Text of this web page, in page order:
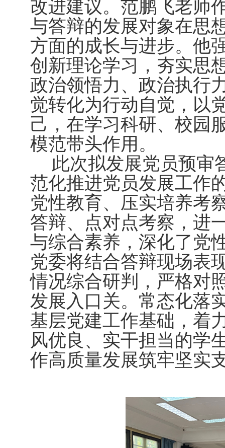
改进建议。范鹏飞老师
与答辩的发展对象在思
方面的成长与进步。他
创新理论学习，夯实思
政治领悟力、政治执行
觉转化为行动自觉，以
己，在学习科研、校园
模范带头作用。
此次拟发展党员预审
范化推进党员发展工作
党性教育、压实培养考
答辩、点对点考察，进
与综合素养，深化了党
党委将结合答辩现场表
情况综合研判，严格对
发展入口关。常态化落
基层党建工作基础，着
风优良、实干担当的学
作高质量发展筑牢坚实